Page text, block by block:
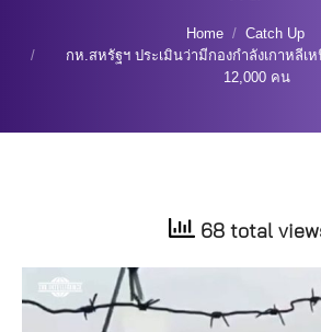
Home
Catch Up
กห.สหรัฐฯ ประเมินว่ามีกองกำลังเกาหลีเ
12,000 คน
68 total